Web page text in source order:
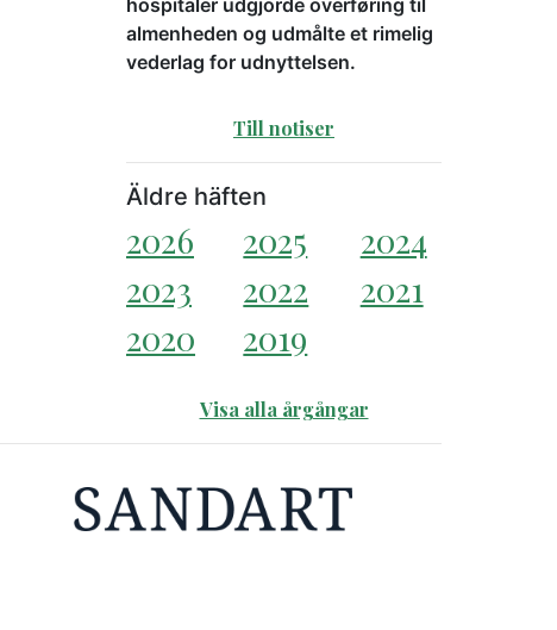
hospitaler udgjorde overføring til
almenheden og udmålte et rimelig
vederlag for udnyttelsen.
Till notiser
Äldre häften
2026 2025
2024
2023
2022
2021
2020
2019
Visa alla årgångar